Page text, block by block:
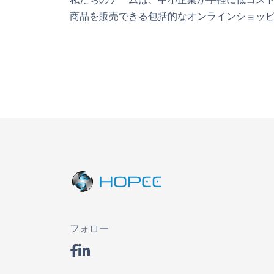
商品を販売できる包括的なオンラインショッ
フォロー